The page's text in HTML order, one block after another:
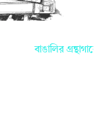
বাঙালির